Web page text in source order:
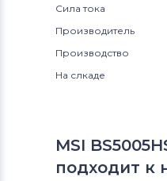
Сила тока
Производитель
Производство
На слкаде
MSI
подходит к